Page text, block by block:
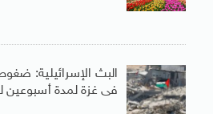
البث الإسرائيلية:
فى غزة لمدة